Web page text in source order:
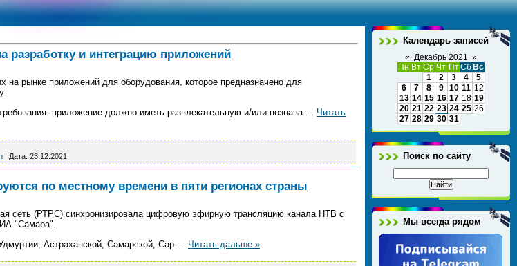
разработку и интеграцию приложений
рынке приложений для оборудования, которое предназначено для
приложение должно иметь развлекательную и/или познава ... Читать
| Дата: 23.12.2021
по местному времени в пяти регионах страны
сеть (РТРС) синхронизировала цифровую эфирную трансляцию канала НТВ с
"Самара".
Астраханской, Самарской, Сар ... Читать дальше »
Календарь записей
« Декабрь 2021 »
Пн Вт Ср Чт ПтСб Вс
1
2 3 4
5
6
7 8 9 10 11 12
13 14 15 16 17 18 19
20 21 22 23 24 25 26
27 28 29 30 31
Поиск по сайту
Мы всегда рядом